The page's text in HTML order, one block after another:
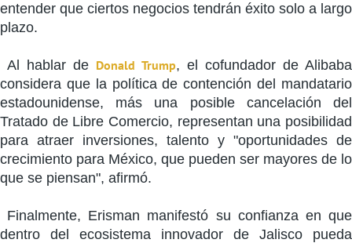
entender que ciertos negocios tendrán éxito solo a largo
plazo.
Al hablar de Donald Trump, el cofundador de Alibaba
considera que la política de contención del mandatario
estadounidense, más una posible cancelación del
Tratado de Libre Comercio, representan una posibilidad
para atraer inversiones, talento y "oportunidades de
crecimiento para México, que pueden ser mayores de lo
que se piensan", afirmó.
Finalmente, Erisman manifestó su confianza en que
dentro del ecosistema innovador de Jalisco pueda